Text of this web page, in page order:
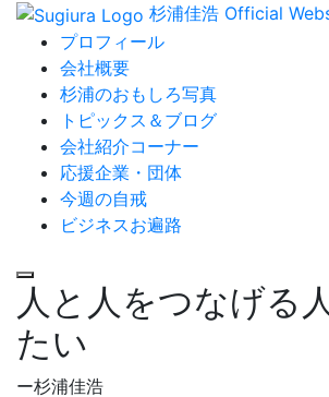
杉浦佳浩 Official
プロフィール
会社概要
杉浦のおもしろ写真
トピックス＆ブログ
会社紹介コーナー
応援企業・団体
今週の自戒
ビジネスお遍路
人と人をつなげる
たい
ー杉浦佳浩